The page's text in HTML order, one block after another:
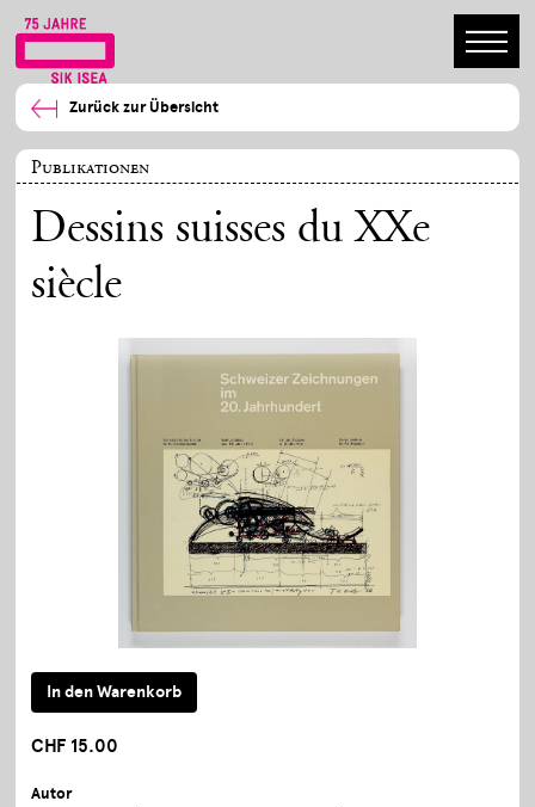
Zurück zur Übersicht
Publikationen
Dessins suisses du XXe
siècle
CHF 15.00
Autor